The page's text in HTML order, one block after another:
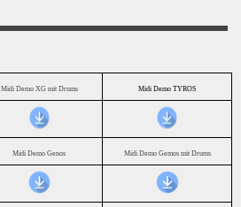
Midi Demo XG mit Drums Midi Demo TYROS
Midi Demo Genos Midi Demo Gemos mit Drums